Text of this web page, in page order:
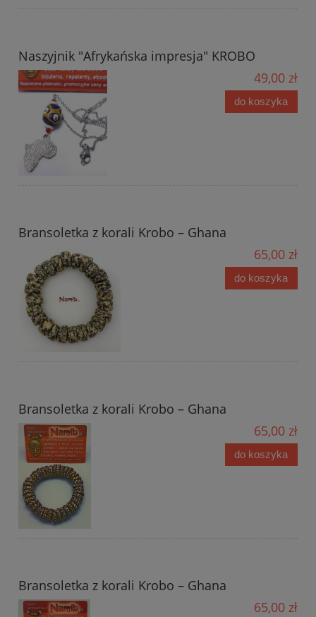
Naszyjnik "Afrykańska impresja" KROBO
49,00 zł
do koszyka
Bransoletka z korali Krobo – Ghana
65,00 zł
do koszyka
Bransoletka z korali Krobo – Ghana
65,00 zł
do koszyka
Bransoletka z korali Krobo – Ghana
65,00 zł